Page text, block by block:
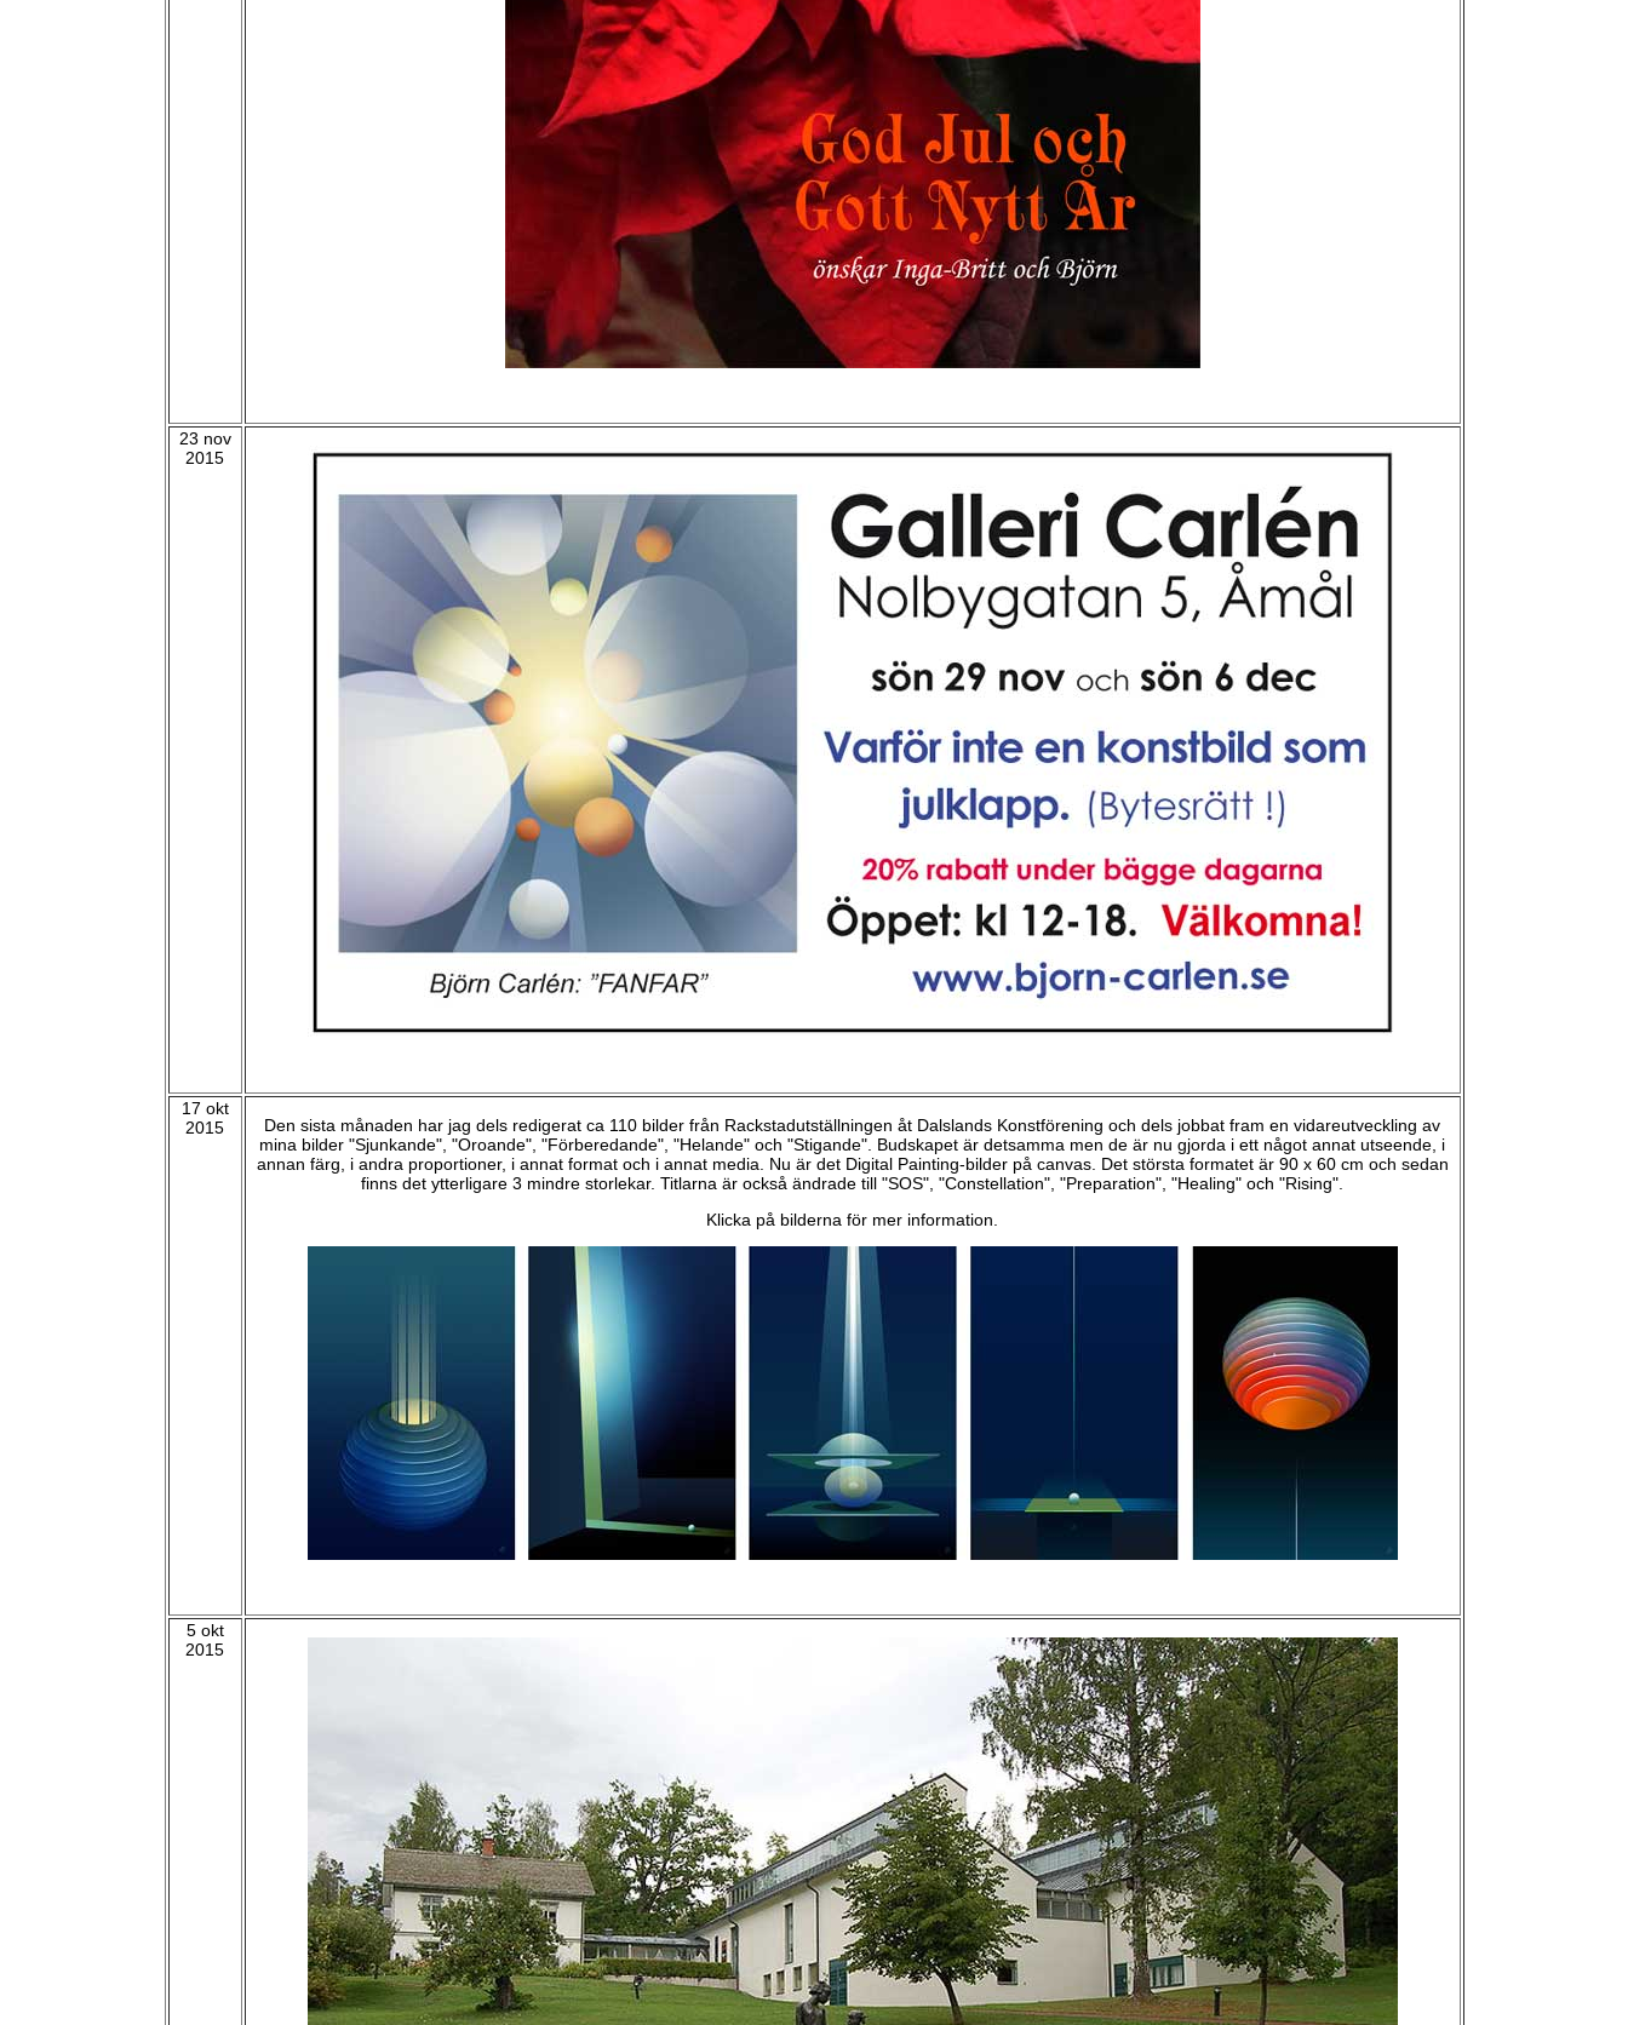
23 nov
2015
17 okt
2015
Den sista månaden har jag dels redigerat ca 110 bilder från Rackstadutställningen åt Dalslands Konstförening och dels jobbat fram en vidareutveckling av
mina bilder "Sjunkande", "Oroande", "Förberedande", "Helande" och "Stigande". Budskapet är detsamma men de är nu gjorda i ett något annat utseende, i
annan färg, i andra proportioner, i annat format och i annat media. Nu är det Digital Painting-bilder på canvas. Det största formatet är 90 x 60 cm och sedan
finns det ytterligare 3 mindre storlekar. Titlarna är också ändrade till "SOS", "Constellation", "Preparation", "Healing" och "Rising".
Klicka på bilderna för mer information.
5 okt
2015